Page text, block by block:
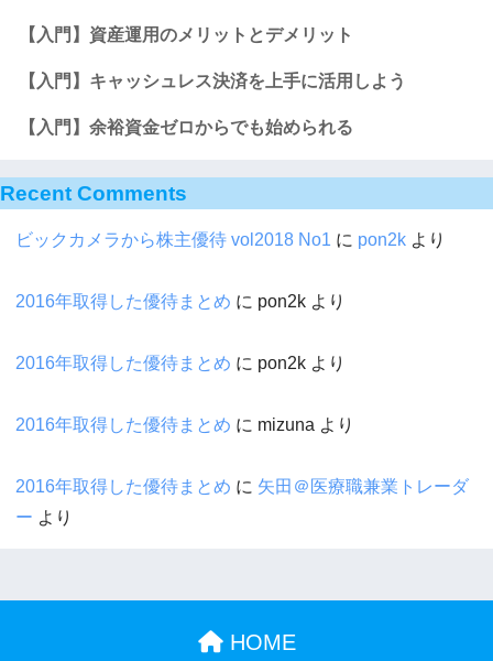
【入門】資産運用のメリットとデメリット
【入門】キャッシュレス決済を上手に活用しよう
【入門】余裕資金ゼロからでも始められる
Recent Comments
ビックカメラから株主優待 vol2018 No1 に pon2k より
2016年取得した優待まとめ に pon2k より
2016年取得した優待まとめ に pon2k より
2016年取得した優待まとめ に mizuna より
2016年取得した優待まとめ に 矢田＠医療職兼業トレーダ
ー より
HOME